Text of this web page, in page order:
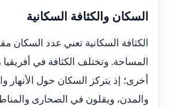
السكان والكثافة السكانية
الكثافة السكانية تعني عدد السكان
المساحة. وتختلف الكثافة في
أخرى؛ إذ يتركز السكان حول الأنهار
والمدن، ويقلون في الصحارى